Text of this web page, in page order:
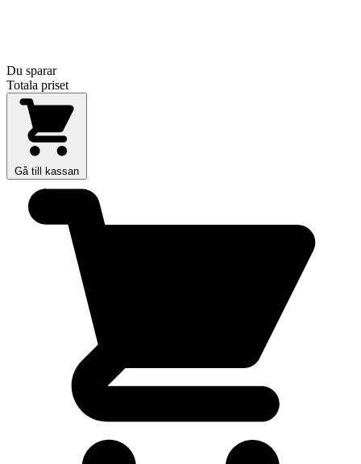
Du sparar
Totala priset
Gå till kassan